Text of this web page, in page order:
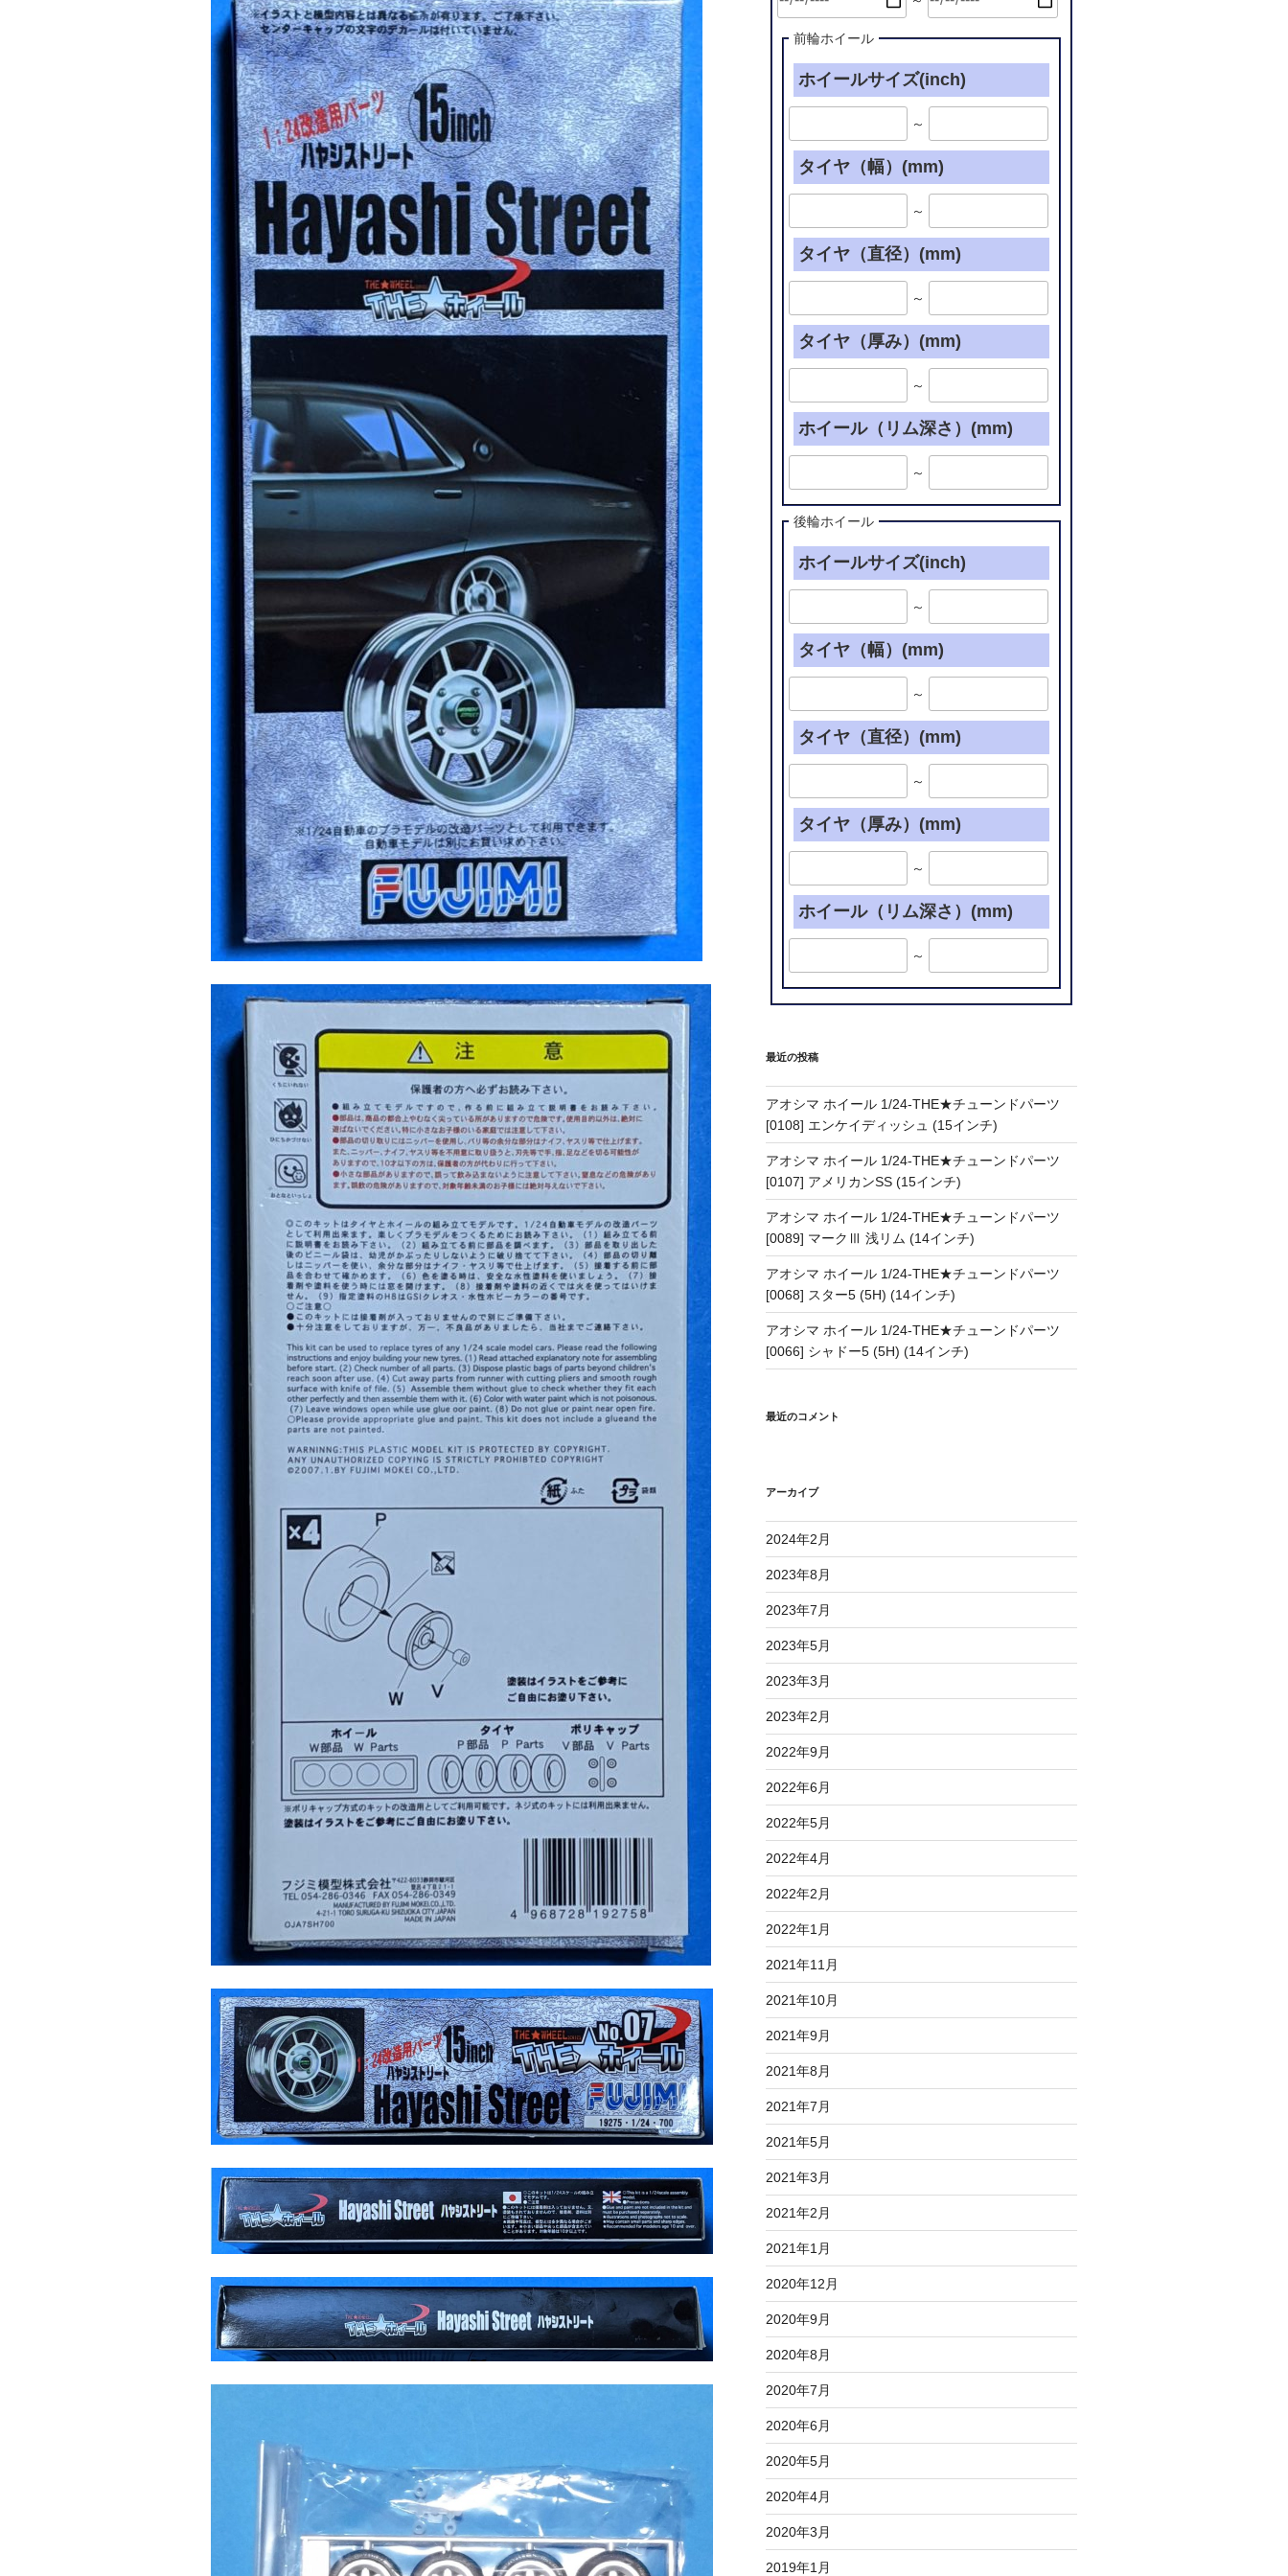
前輪ホイール
ホイールサイズ(inch)
～
タイヤ（幅）(mm)
～
タイヤ（直径）(mm)
～
タイヤ（厚み）(mm)
～
ホイール（リム深さ）(mm)
～
後輪ホイール
ホイールサイズ(inch)
～
タイヤ（幅）(mm)
～
タイヤ（直径）(mm)
～
タイヤ（厚み）(mm)
～
ホイール（リム深さ）(mm)
～
最近の投稿
アオシマ ホイール 1/24-THE★チューンドパーツ
[0108] エンケイディッシュ (15インチ)
アオシマ ホイール 1/24-THE★チューンドパーツ
[0107] アメリカンSS (15インチ)
アオシマ ホイール 1/24-THE★チューンドパーツ
[0089] マークⅢ 浅リム (14インチ)
アオシマ ホイール 1/24-THE★チューンドパーツ
[0068] スター5 (5H) (14インチ)
アオシマ ホイール 1/24-THE★チューンドパーツ
[0066] シャドー5 (5H) (14インチ)
最近のコメント
アーカイブ
2024年2月
2023年8月
2023年7月
2023年5月
2023年3月
2023年2月
2022年9月
2022年6月
2022年5月
2022年4月
2022年2月
2022年1月
2021年11月
2021年10月
2021年9月
2021年8月
2021年7月
2021年5月
2021年3月
2021年2月
2021年1月
2020年12月
2020年9月
2020年8月
2020年7月
2020年6月
2020年5月
2020年4月
2020年3月
2019年1月